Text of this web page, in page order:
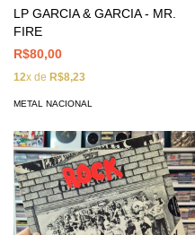
LP GARCIA & GARCIA - MR.
FIRE
R$80,00
12x de R$8,23
METAL NACIONAL